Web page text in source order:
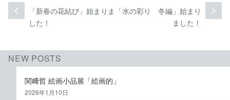
投
稿
ビ
前
過「水の彩り 冬編」始まり
ました！
次
次
の
「新春の花結び」始まりま
した！
NEW POSTS
関﨑哲 絵画小品展「絵画的」
2026年1月10日